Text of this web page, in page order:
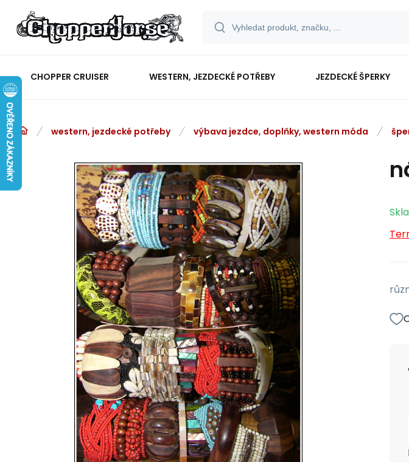
CHOPPER CRUISER WESTERN, JEZDECKÉ POTŘEBY JEZDECKÉ ŠPERKY
western, jezdecké potřeby výbava jezdce, doplňky, western móda